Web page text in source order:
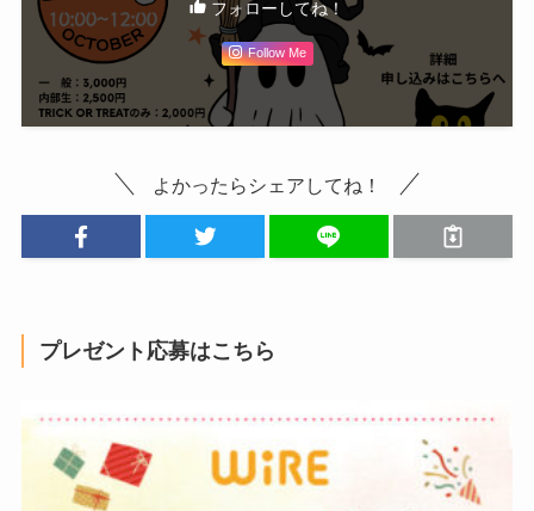
フォローしてね！
Follow Me
よかったらシェアしてね！
プレゼント応募はこちら